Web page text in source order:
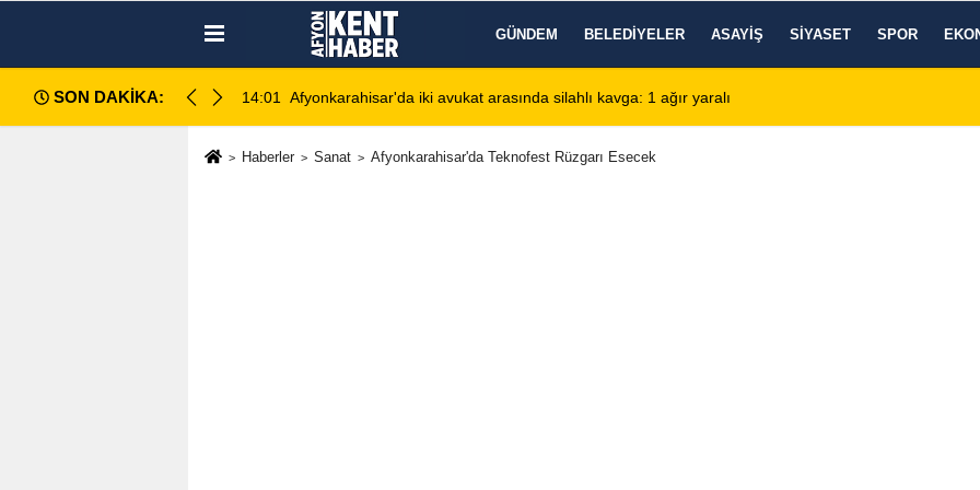
GÜNDEM BELEDIYELER ASAYIŞ SIYASET SPOR
SON DAKİKA:
kavga: 1 ağır yaralı 13:28 Emirdağ Devlet Hastanesi'nde KBB Uzmanı hasta kabulüne başlıyor Google
Haberler Sanat Afyonkarahisar'da Teknofest Rüzgarı Esecek